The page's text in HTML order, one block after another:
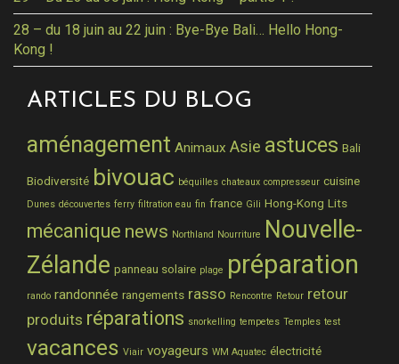
28 – du 18 juin au 22 juin : Bye-Bye Bali… Hello Hong-
Kong !
ARTICLES DU BLOG
aménagement Animaux Asie astuces Bali
Biodiversité bivouac béquilles chateaux compresseur cuisine
Dunes découvertes ferry filtration eau fin france Gili Hong-Kong Lits
mécanique news Northland Nourriture Nouvelle-
Zélande panneau solaire plage préparation
rando randonnée rangements rasso Rencontre Retour retour
produits réparations snorkelling tempetes Temples test
vacances Viair voyageurs WM Aquatec électricité